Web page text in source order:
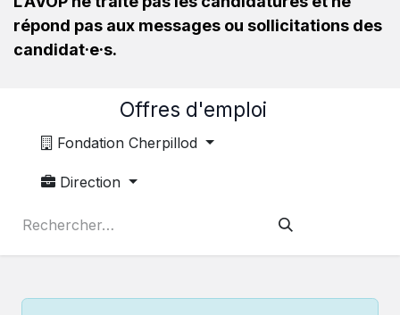
répond pas aux messages ou sollicitations des
candidat·e·s.
Offres d'emploi
Fondation Cherpillod
Direction